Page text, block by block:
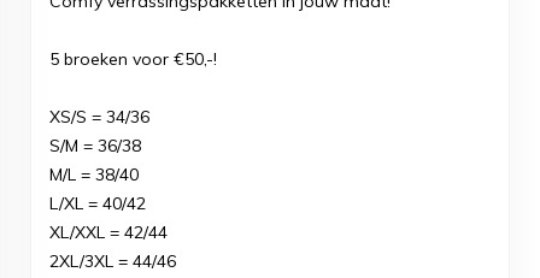
5 broeken voor €50,-!
XS/S = 34/36
S/M = 36/38
M/L = 38/40
L/XL = 40/42
XL/XXL = 42/44
2XL/3XL = 44/46